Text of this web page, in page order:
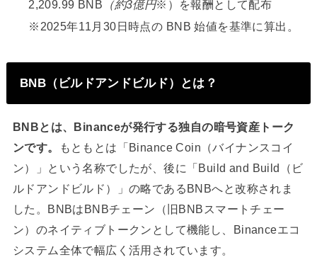
2,209.99 BNB （約3億円※）を報酬として配布
※2025年11月30日時点の BNB 始値を基準に算出。
BNB（ビルドアンドビルド）とは？
BNBとは、Binanceが発行する独自の暗号資産トーク
ンです。
もともとは「Binance Coin（バイナンスコイ
ン）」という名称でしたが、後に「Build and Build（ビ
ルドアンドビルド）」の略であるBNBへと改称されま
した。BNBはBNBチェーン（旧BNBスマートチェー
ン）のネイティブトークンとして機能し、Binanceエコ
システム全体で幅広く活用されています。